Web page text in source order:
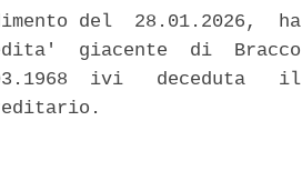
del  28.01.2026,  ha
giacente  di  Bracco
ivi   deceduta   il